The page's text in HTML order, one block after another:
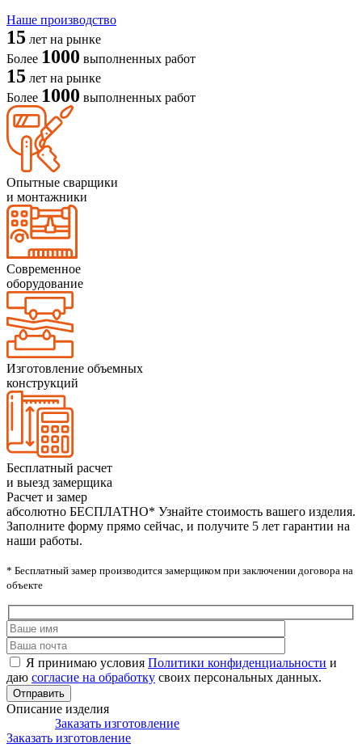
Наше производство
15 лет на рынке
Более 1000 выполненных работ
15 лет на рынке
Более 1000 выполненных работ
Опытные сварщики
и монтажники
Современное
оборудование
Изготовление объемных
конструкций
Бесплатный расчет
и выезд замерщика
Расчет и замер
абсолютно БЕСПЛАТНО* Узнайте стоимость вашего изделия.
Заполните форму прямо сейчас, и получите 5 лет гарантии на
наши работы.
* Бесплатный замер производится замерщиком при заключении договора на
объекте
Я принимаю условия Политики конфиденциальности и
даю согласие на обработку своих персональных данных.
Описание изделия
Заказать изготовление
Заказать изготовление